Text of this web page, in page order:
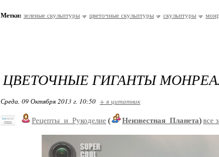
Метки: зеленые скульптуры цветочные скульптуры скульптуры
ЦВЕТОЧНЫЕ ГИГАНТЫ
Среда, 09 Октября 2013 г. 10:50 + в цитатник
Рецепты_и_Рукоделие ( Неизвестная_Планета) все